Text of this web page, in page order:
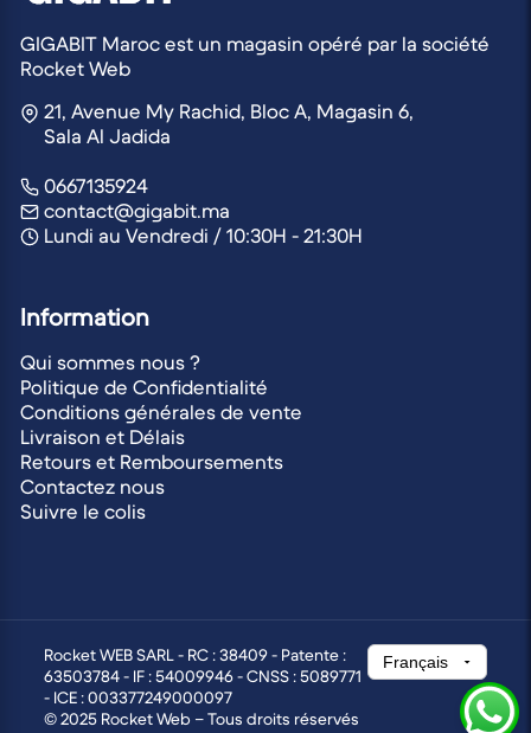
GIGABIT Maroc est un magasin opéré par la société
Rocket Web
21, Avenue My Rachid, Bloc A, Magasin 6,
Sala Al Jadida
0667135924
contact@gigabit.ma
Lundi au Vendredi / 10:30H - 21:30H
Information
Qui sommes nous ?
Politique de Confidentialité
Conditions générales de vente
Livraison et Délais
Retours et Remboursements
Contactez nous
Suivre le colis
Rocket WEB SARL - RC : 38409 - Patente :
63503784 - IF : 54009946 - CNSS : 5089771
- ICE : 003377249000097
© 2025 Rocket Web – Tous droits réservés